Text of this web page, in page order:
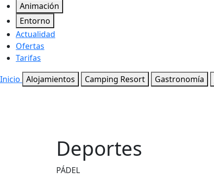
Animación
Entorno
Actualidad
Ofertas
Tarifas
Inicio Alojamientos Camping Resort Gastronomía
Deportes
PÁDEL